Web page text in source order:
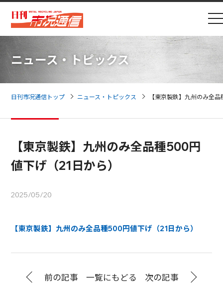
ニュース・トピックス
日刊市况通信トップ ニュース・トピックス 【東京製鉄】九州のみ全
【東京製鉄】九州のみ全品種500円
値下げ（21日から）
2025/05/20
【東京製鉄】九州のみ全品種500円値下げ（21日から）
前の記事 一覧にもどる 次の記事